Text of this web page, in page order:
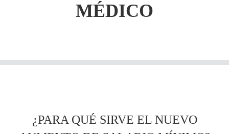
MÉDICO
¿PARA QUÉ SIRVE EL NUEVO